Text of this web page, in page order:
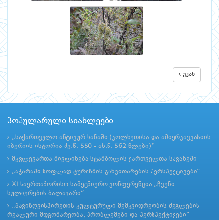
უკან
პოპულარული სიახლეები
„საქართველო ანტიკურ ხანაში (კოლხეთისა და ამიერკავკასიის
იბერიის ისტორია ძვ.წ. 550 - ახ.წ. 562 წლები)“
მკვლევართა მივლინება სტამბოლის ქართველთა სავანეში
„აჭარაში სოფლად ტურიზმის განვითარების პერსპექტივები“
XI საერთაშორისო სამეცნიერო კონფერენცია „ჩვენი
სულიერების ბალავარი“
„შავიზღვისპირეთის კულტურული მემკვიდრეობის ძეგლების
რეალური მდგომარეობა, პრობლემები და პერსპექტივები“